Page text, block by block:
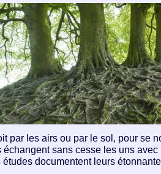
par les airs ou par le sol, pour se
échangent sans cesse les uns
études documentent leurs